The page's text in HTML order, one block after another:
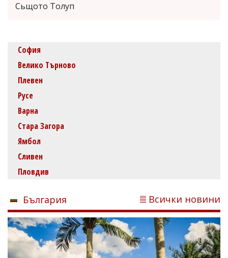
Сьщото Толуп
София
Велико Търново
Плевен
Русе
Варна
Стара Загора
Ямбол
Сливен
Пловдив
България Всички новини